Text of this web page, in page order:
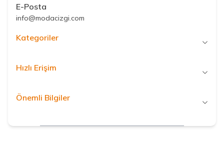
E-Posta
info@modacizgi.com
Kategoriler
Hızlı Erişim
Önemli Bilgiler